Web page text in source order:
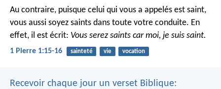
Au contraire, puisque celui qui vous a appelés est saint,
vous aussi soyez saints dans toute votre conduite. En
effet, il est écrit: Vous serez saints car moi, je suis saint.
1 Pierre 1:15-16 sainteté vie vocation
Recevoir chaque jour un verset Biblique: